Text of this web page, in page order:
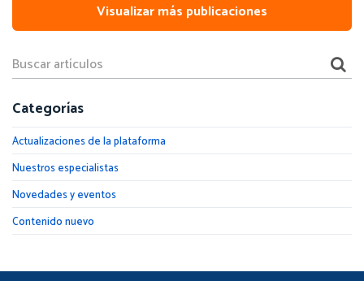
Visualizar más publicaciones
Categorías
Actualizaciones de la plataforma
Nuestros especialistas
Novedades y eventos
Contenido nuevo